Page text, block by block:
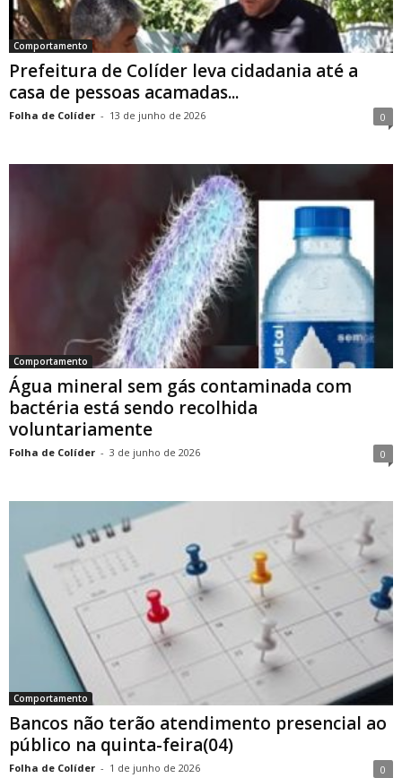
Comportamento
Prefeitura de Colíder leva cidadania até a
casa de pessoas acamadas...
Folha de Colíder - 13 de junho de 2026 0
Comportamento
Água mineral sem gás contaminada com
bactéria está sendo recolhida
voluntariamente
Folha de Colíder - 3 de junho de 2026 0
Comportamento
Bancos não terão atendimento presencial ao
público na quinta-feira(04)
Folha de Colíder - 1 de junho de 2026 0